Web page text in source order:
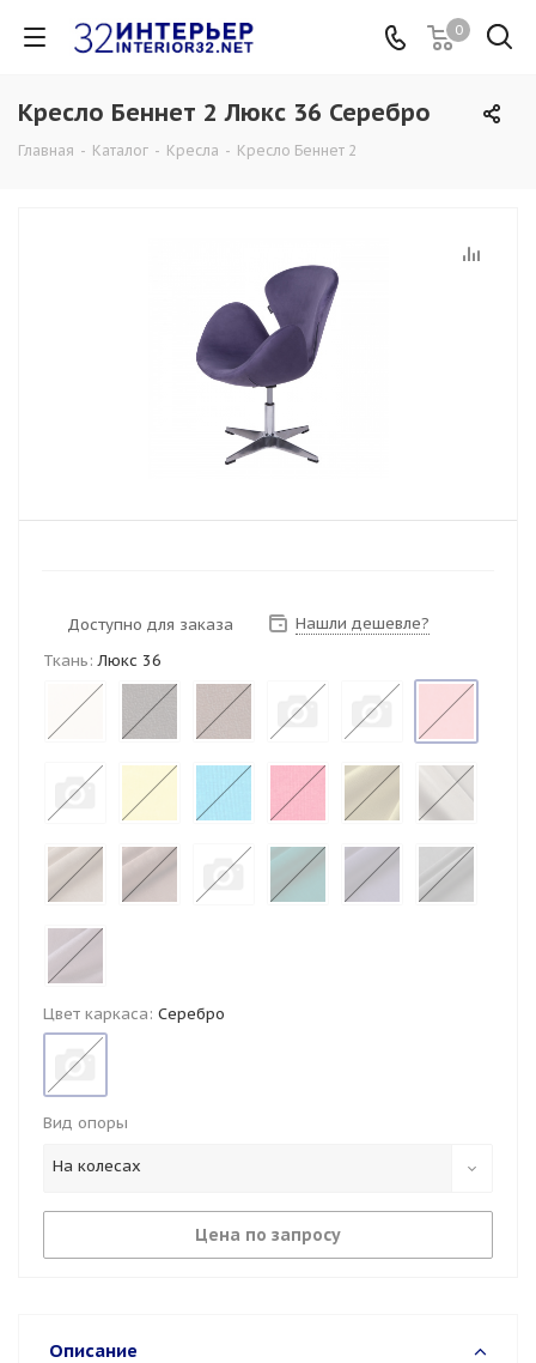
0
Кресло Беннет 2 Люкс 36 Серебро
Главная - Каталог - Кресла - Кресло Беннет 2
Доступно для заказа
Нашли дешевле?
Ткань: Люкс 36
Цвет каркаса: Серебро
Вид опоры
На колесах
Цена по запросу
Описание